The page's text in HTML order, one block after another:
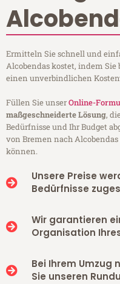
Ermitteln Sie schnell und
Alcobendas kostet, indem Sie
einen unverbindlichen
Füllen Sie unserOnline-
maßgeschneiderte Lösung,
Bedürfnisse und Ihr Budget
von Bremen nach
können.
Unsere Preise
Bedürfnisse
Wir garantieren
Organisation
Bei Ihrem Umzug
Sie unseren